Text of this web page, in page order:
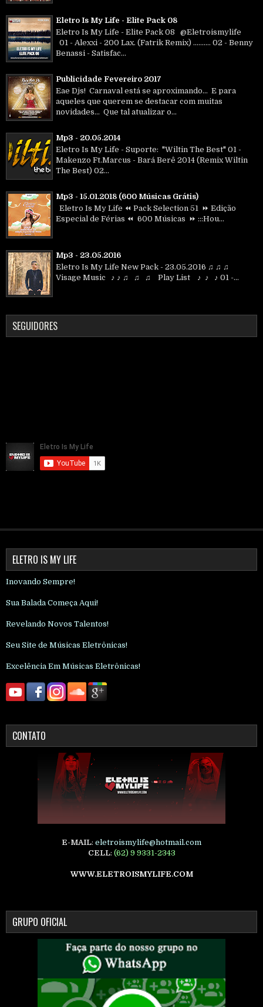
Eletro Is My Life - Elite Pack 08
Eletro Is My Life - Elite Pack 08 @Eletroismylife
01 - Alexxi - 200 Lax. (Fatrik Remix) .......... 02 - Benny
Benassi - Satisfac...
Publicidade Fevereiro 2017
Eae Djs! Carnaval está se aproximando... E para
aqueles que querem se destacar com muitas
novidades... Que tal atualizar o...
Mp3 - 20.05.2014
Eletro Is My Life - Suporte: "Wiltin The Best" 01 -
Makenzo Ft.Marcus - Bará Berê 2014 (Remix Wiltin
The Best) 02...
Mp3 - 15.01.2018 (600 Músicas Grátis)
Eletro Is My Life ⏪ Pack Selection 51 ⏩ Edição
Especial de Férias ⏪ 600 Músicas ⏩ :::Hou...
Mp3 - 23.05.2016
Eletro Is My Life New Pack - 23.05.2016 ♫ ♫ ♫
Visage Music ♪ ♪ ♫ ♫ ♫ Play List ♪ ♪ ♪ 01 -...
SEGUIDORES
ELETRO IS MY LIFE
Inovando Sempre!
Sua Balada Começa Aqui!
Revelando Novos Talentos!
Seu Site de Músicas Eletrônicas!
Excelência Em Músicas Eletrônicas!
CONTATO
E-MAIL: eletroismylife@hotmail.com
CELL: (62) 9 9331-2343
WWW.ELETROISMYLIFE.COM
GRUPO OFICIAL